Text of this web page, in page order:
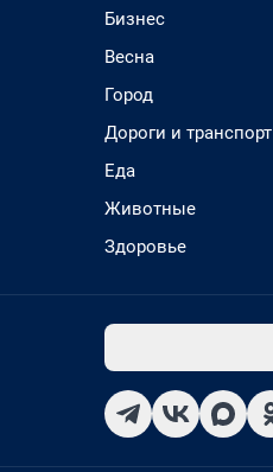
Бизнес
Весна
Город
Дороги и транспорт
Еда
Животные
Здоровье